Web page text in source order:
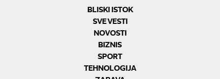
BLISKI ISTOK
SVE VESTI
NOVOSTI
BIZNIS
SPORT
TEHNOLOGIJA